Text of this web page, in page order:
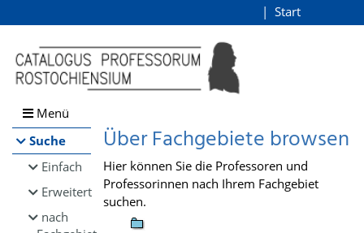
Browsen
direkt zum Inhalt
Start
Menü
Suche
Einfach
Erweitert
nach
Über Fachgebiete browsen
Hier können Sie die Professoren und
Professorinnen nach Ihrem Fachgebiet
suchen.